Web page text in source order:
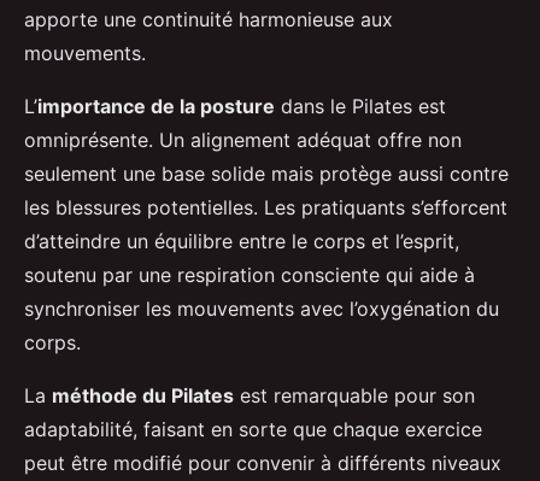
apporte une continuité harmonieuse aux
mouvements.
L’importance de la posture dans le Pilates est
omniprésente. Un alignement adéquat offre non
seulement une base solide mais protège aussi contre
les blessures potentielles. Les pratiquants s’efforcent
d’atteindre un équilibre entre le corps et l’esprit,
soutenu par une respiration consciente qui aide à
synchroniser les mouvements avec l’oxygénation du
corps.
La méthode du Pilates est remarquable pour son
adaptabilité, faisant en sorte que chaque exercice
peut être modifié pour convenir à différents niveaux